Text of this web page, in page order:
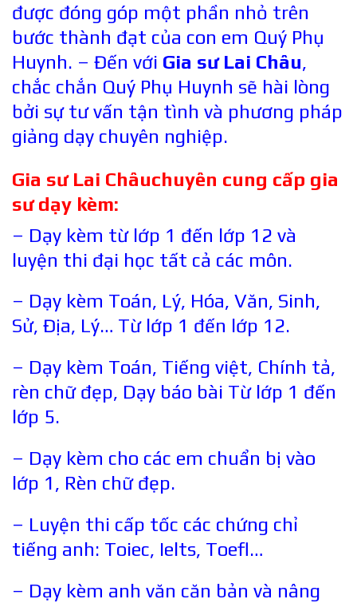
được đóng góp một phần nhỏ trên
bước thành đạt của con em Quý Phụ
Huynh. – Đến với Gia sư Lai Châu,
chắc chắn Quý Phụ Huynh sẽ hài lòng
bởi sự tư vấn tận tình và phương pháp
giảng dạy chuyên nghiệp.
Gia sư Lai Châuchuyên cung cấp gia
sư dạy kèm:
– Dạy kèm từ lớp 1 đến lớp 12 và
luyện thi đại học tất cả các môn.
– Dạy kèm Toán, Lý, Hóa, Văn, Sinh,
Sử, Địa, Lý… Từ lớp 1 đến lớp 12.
– Dạy kèm Toán, Tiếng việt, Chính tả,
rèn chữ đẹp, Dạy báo bài Từ lớp 1 đến
lớp 5.
– Dạy kèm cho các em chuẩn bị vào
lớp 1, Rèn chữ đẹp.
– Luyện thi cấp tốc các chứng chỉ
tiếng anh: Toiec, Ielts, Toefl…
– Dạy kèm anh văn căn bản và nâng